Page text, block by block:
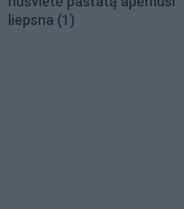
liepsna (1)